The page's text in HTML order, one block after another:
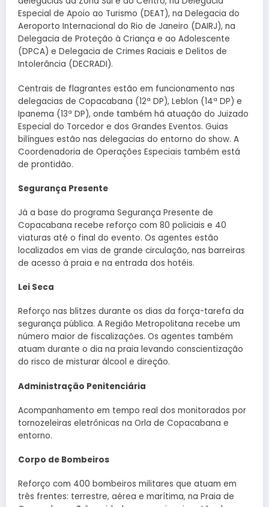
Especial de Apoio ao Turismo (DEAT), na Delegacia do
Aeroporto Internacional do Rio de Janeiro (DAIRJ), na
Delegacia de Proteção à Criança e ao Adolescente
(DPCA) e Delegacia de Crimes Raciais e Delitos de
Intolerância (DECRADI).
Centrais de flagrantes estão em funcionamento nas
delegacias de Copacabana (12ª DP), Leblon (14ª DP) e
Ipanema (13ª DP), onde também há atuação do Juizado
Especial do Torcedor e dos Grandes Eventos. Guias
bilíngues estão nas delegacias do entorno do show. A
Coordenadoria de Operações Especiais também está
de prontidão.
Segurança Presente
Já a base do programa Segurança Presente de
Copacabana recebe reforço com 80 policiais e 40
viaturas até o final do evento. Os agentes estão
localizados em vias de grande circulação, nas barreiras
de acesso à praia e na entrada dos hotéis.
Lei Seca
Reforço nas blitzes durante os dias da força-tarefa da
segurança pública. A Região Metropolitana recebe um
número maior de fiscalizações. Os agentes também
atuam durante o dia na praia levando conscientização
do risco de misturar álcool e direção.
Administração Penitenciária
Acompanhamento em tempo real dos monitorados por
tornozeleiras eletrônicas na Orla de Copacabana e
entorno.
Corpo de Bombeiros
Reforço com 400 bombeiros militares que atuam em
três frentes: terrestre, aérea e marítima, na Praia de